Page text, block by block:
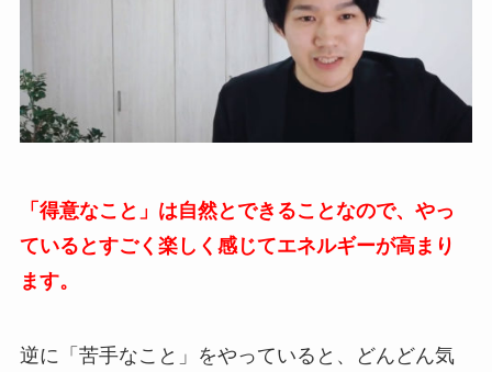
「得意なこと」は自然とできることなので、やっ
ているとすごく楽しく感じてエネルギーが高まり
ます。
逆に「苦手なこと」をやっていると、どんどん気